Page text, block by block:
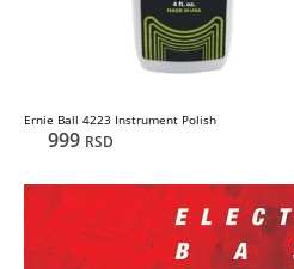
Ernie Ball 4223 Instrument Polish
999 RSD